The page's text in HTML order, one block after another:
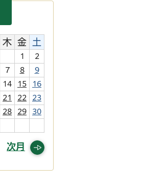
木 金 土
1
2
7 8
9
14 15
16
21 22
23
28 29
30
次月